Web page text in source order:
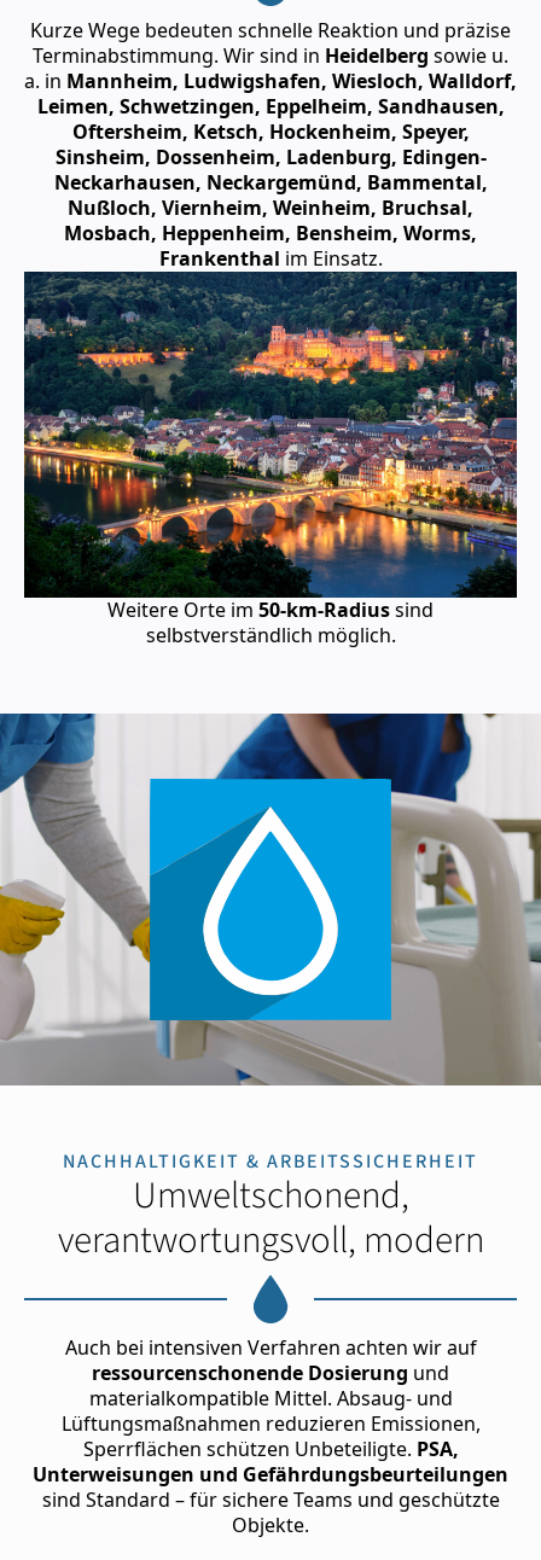
Kurze Wege bedeuten schnelle Reaktion und präzise
Terminabstimmung. Wir sind in Heidelberg sowie u.
a. in Mannheim, Ludwigshafen, Wiesloch, Walldorf,
Leimen, Schwetzingen, Eppelheim, Sandhausen,
Oftersheim, Ketsch, Hockenheim, Speyer,
Sinsheim, Dossenheim, Ladenburg, Edingen-
Neckarhausen, Neckargemünd, Bammental,
Nußloch, Viernheim, Weinheim, Bruchsal,
Mosbach, Heppenheim, Bensheim, Worms,
Frankenthal im Einsatz.
Weitere Orte im 50-km-Radiussind
selbstverständlich möglich.
NACHHALTIGKEIT & ARBEITSSICHERHEIT
Umweltschonend,
verantwortungsvoll, modern
Auch bei intensiven Verfahren achten wir auf
ressourcenschonende Dosierung und
materialkompatible Mittel. Absaug- und
Lüftungsmaßnahmen reduzieren Emissionen,
Sperrflächen schützen Unbeteiligte. PSA,
Unterweisungen und Gefährdungsbeurteilungen
sind Standard – für sichere Teams und geschützte
Objekte.